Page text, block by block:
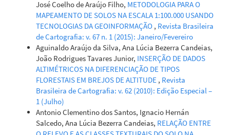
José Coelho de Araújo Filho, METODOLOGIA PARA O
MAPEAMENTO DE SOLOS NA ESCALA 1:100.000 USANDO
TECNOLOGIAS DA GEOINFORMAÇÃO , Revista Brasileira
de Cartografia: v. 67 n. 1 (2015): Janeiro/Fevereiro
Aguinaldo Araújo da Silva, Ana Lúcia Bezerra Candeias,
João Rodrigues Tavares Junior, INSERÇÃO DE DADOS
ALTIMÉTRICOS NA DIFERENCIAÇÃO DE TIPOS
FLORESTAIS EM BREJOS DE ALTITUDE , Revista
Brasileira de Cartografia: v. 62 (2010): Edição Especial –
1 (Julho)
Antonio Clementino dos Santos, Ignacio Hernán
Salcedo, Ana Lúcia Bezerra Candeias, RELAÇÃO ENTRE